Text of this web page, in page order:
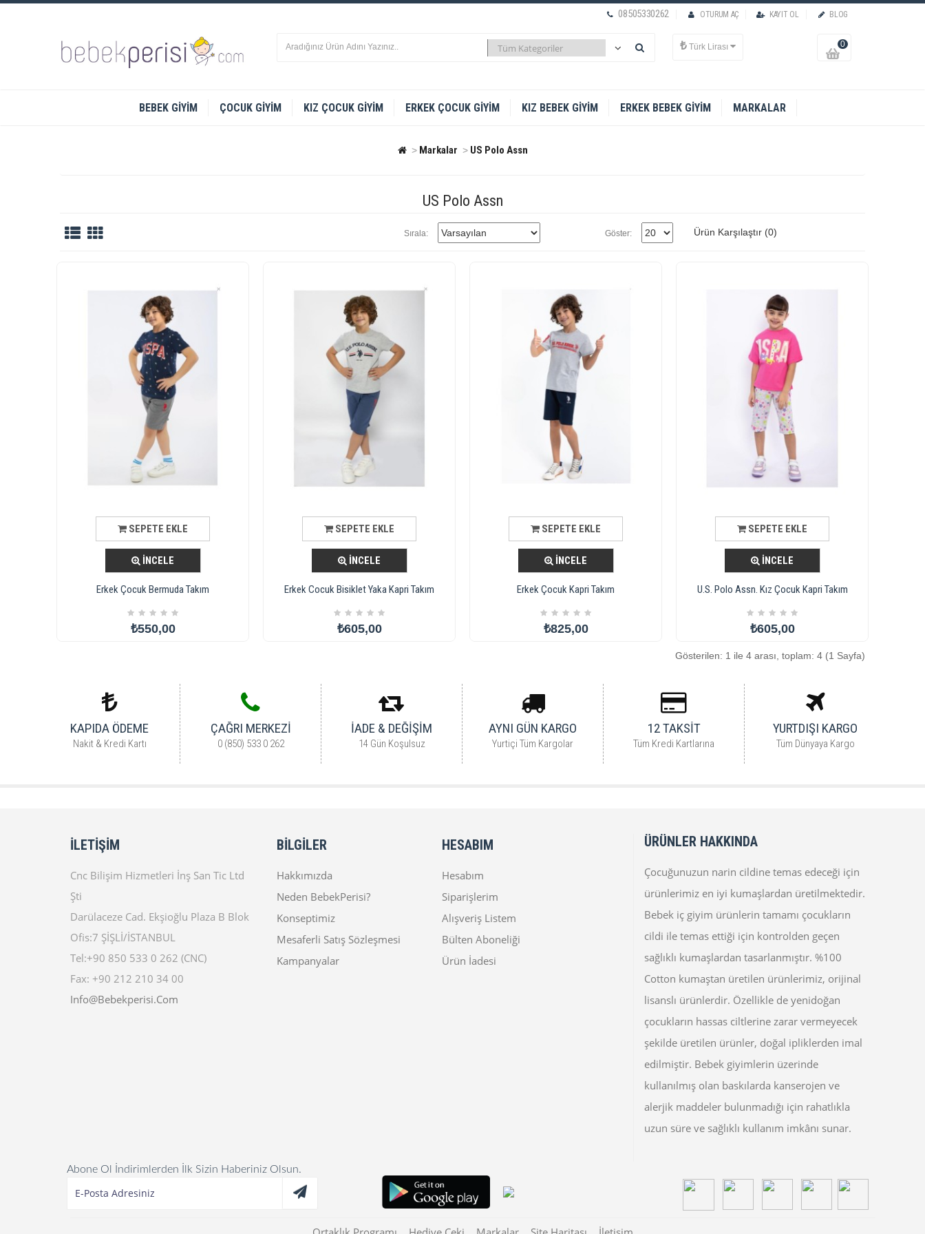
08505330262 OTURUM AÇ KAYIT OL BLOG
₺ Türk Lirası 0
BEBEK GIYIM ÇOCUK GIYIM KIZ ÇOCUK GIYIM ERKEK ÇOCUK GIYIM KIZ BEBEK GIYIM ERKEK BEBEK GIYIM MARKALAR
Markalar US Polo Assn
US Polo Assn
Sırala: Göster: Ürün Karşılaştır (0)
SEPETE EKLE
İNCELE
Erkek Çocuk Bermuda Takım
₺550,00
SEPETE EKLE
İNCELE
Erkek Cocuk Bisiklet Yaka Kapri Takım
₺605,00
SEPETE EKLE
İNCELE
Erkek Çocuk Kapri Takım
₺825,00
SEPETE EKLE
İNCELE
U.S. Polo Assn. Kız Çocuk Kapri Takım
₺605,00
Gösterilen: 1 ile 4 arası, toplam: 4 (1 Sayfa)
KAPIDA ÖDEME
Nakit & Kredi Kartı
ÇAĞRI MERKEZI
0 (850) 533 0 262
İADE & DEĞİŞİM
14 Gün Koşulsuz
AYNI GÜN KARGO
Yurtiçi Tüm Kargolar
12 TAKSİT
Tüm Kredi Kartlarına
YURTDIŞI KARGO
Tüm Dünyaya Kargo
İLETIŞIM
Cnc Bilişim Hizmetleri İnş San Tic Ltd
Şti
Darülaceze Cad. Ekşioğlu Plaza B Blok
Ofis:7 ŞİŞLİ/İSTANBUL
Tel:+90 850 533 0 262 (CNC)
Fax: +90 212 210 34 00
Info@bebekperisi.com
BILGILER
Hakkımızda
Neden BebekPerisi?
Konseptimiz
Mesaferli Satış Sözleşmesi
Kampanyalar
HESABIM
Hesabım
Siparişlerim
Alışveriş Listem
Bülten Aboneliği
Ürün İadesi
ÜRÜNLER HAKKINDA
Çocuğunuzun narin cildine temas edeceği için
ürünlerimiz en iyi kumaşlardan üretilmektedir.
Bebek iç giyim ürünlerin tamamı çocukların
cildi ile temas ettiği için kontrolden geçen
sağlıklı kumaşlardan tasarlanmıştır. %100
Cotton kumaştan üretilen ürünlerimiz, orijinal
lisanslı ürünlerdir. Özellikle de yenidoğan
çocukların hassas ciltlerine zarar vermeyecek
şekilde üretilen ürünler, doğal ipliklerden imal
edilmiştir. Bebek giyimlerin üzerinde
kullanılmış olan baskılarda kanserojen ve
alerjik maddeler bulunmadığı için rahatlıkla
uzun süre ve sağlıklı kullanım imkânı sunar.
Abone Ol İndirimlerden İlk Sizin Haberiniz Olsun.